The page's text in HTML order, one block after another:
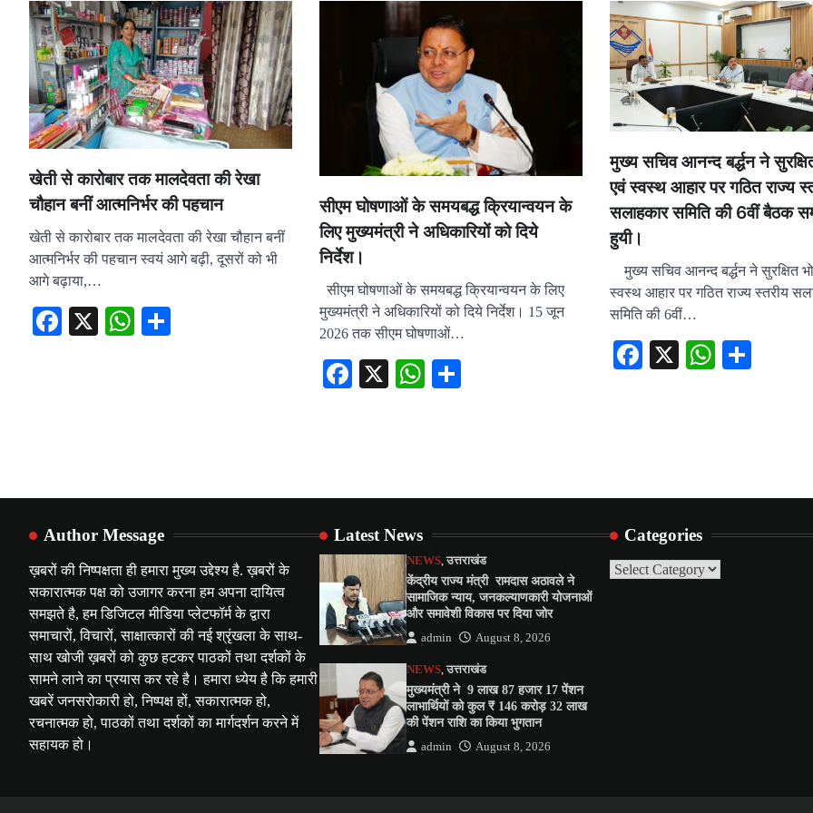
खेती से कारोबार तक मालदेवता की रेखा
चौहान बनीं आत्मनिर्भर की पहचान
खेती से कारोबार तक मालदेवता की रेखा चौहान बनीं
आत्मनिर्भर की पहचान स्वयं आगे बढ़ी, दूसरों को भी
आगे बढ़ाया,…
Facebook
X WhatsApp
सीएम घोषणाओं के समयबद्ध क्रियान्वयन के
लिए मुख्यमंत्री ने अधिकारियों को दिये
निर्देश।
सीएम घोषणाओं के समयबद्ध क्रियान्वयन के लिए
मुख्यमंत्री ने अधिकारियों को दिये निर्देश। 15 जून
2026 तक सीएम घोषणाओं…
Facebook
X WhatsApp
मुख्य सचिव आनन्द बर्द्धन ने
एवं स्वस्थ आहार पर गठित राज्य
सलाहकार समिति की 6वीं बैठक
हुयी।
मुख्य सचिव आनन्द बर्द्धन ने सुरक्षित
स्वस्थ आहार पर गठित राज्य स्तरीय
समिति की 6वीं…
Facebook
X
NEWS
मुख्यमंत्री पुष्कर सिंह धामी के
में पीएम आवास योजना (शहरी)
की हुई समीक्षा
Author Message
ख़बरों की निष्पक्षता ही हमारा मुख्य उद्देश्य है. ख़बरों के
सकारात्मक पक्ष को उजागर करना हम अपना दायित्व
समझते है, हम डिजिटल मीडिया प्लेटफॉर्म के द्वारा
समाचारों, विचारों, साक्षात्कारों की नई श्रृंखला के साथ-
साथ खोजी ख़बरों को कुछ हटकर पाठकों तथा दर्शकों के
सामने लाने का प्रयास कर रहे है। हमारा ध्येय है कि हमारी
खबरें जनसरोकारी हो, निष्पक्ष हों, सकारात्मक हो,
रचनात्मक हो, पाठकों तथा दर्शकों का मार्गदर्शन करने में
सहायक हो।
Latest News
NEWS, उत्तराखंड
केंद्रीय राज्य मंत्री रामदास अठावले ने
सामाजिक न्याय, जनकल्याणकारी योजनाओं
और समावेशी विकास पर दिया जोर
admin August 8, 2026
NEWS, उत्तराखंड
मुख्यमंत्री ने 9 लाख 87 हजार 17 पेंशन
लाभार्थियों को कुल ₹ 146 करोड़ 32 लाख
की पेंशन राशि का किया भुगतान
admin August 8, 2026
Categories
Categories